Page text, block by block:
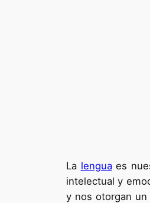
La lenguaes
intelectual y
y nos otorgan